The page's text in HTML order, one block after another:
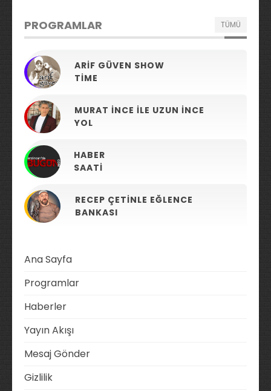
PROGRAMLAR TÜMÜ
ARIF GÜVEN SHOW
TIME
MURAT İNCE ILE UZUN İNCE
YOL
HABER
SAATI
RECEP ÇETINLE EĞLENCE
BANKASI
Ana Sayfa
Programlar
Haberler
Yayın Akışı
Mesaj Gönder
Gizlilik